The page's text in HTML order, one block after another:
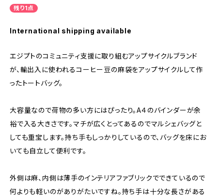
残り1点
International shipping available
エジプトのコミュニティ支援に取り組むアップサイクルブランド
が、輸出入に使われるコーヒー豆の麻袋をアップサイクルして作
ったトートバッグ。
大容量なので荷物の多い方にはぴったり。A４のバインダーが余
裕で入る大きさです。マチが広くとってあるのでマルシェバッグと
しても重宝します。持ち手もしっかりしているので、バッグを床にお
いても自立して便利です。
外側は麻、内側は薄手のインテリアファブリックでできているので
何よりも軽いのがありがたいですね。持ち手は十分な長さがある